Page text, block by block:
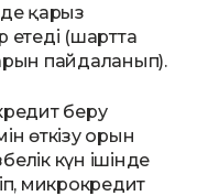
қарыз
(шартта
пайдаланып).
беру
өткізу орын
күн ішінде
микрокредит